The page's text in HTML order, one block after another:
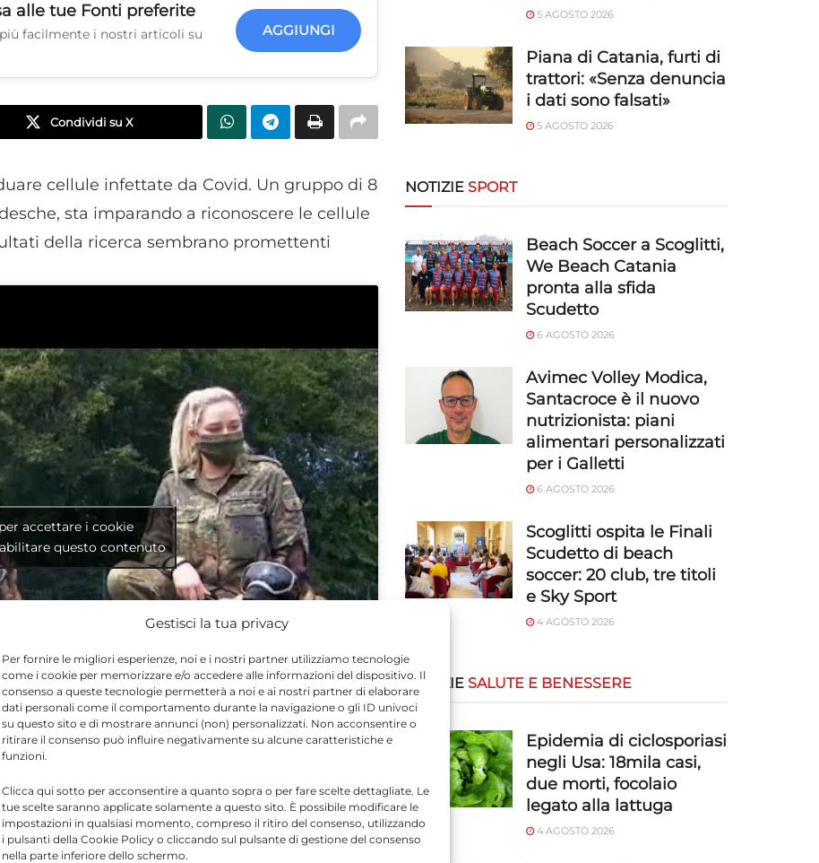
Gestisci la tua privacy
Per fornire le migliori esperienze, noi e i nostri partner utilizziamo tecnologie
come i cookie per memorizzare e/o accedere alle informazioni del dispositivo. Il
consenso a queste tecnologie permetterà a noi e ai nostri partner di elaborare
dati personali come il comportamento durante la navigazione o gli ID univoci
su questo sito e di mostrare annunci (non) personalizzati. Non acconsentire o
ritirare il consenso può influire negativamente su alcune caratteristiche e
funzioni.
Clicca qui sotto per acconsentire a quanto sopra o per fare scelte dettagliate. Le
tue scelte saranno applicate solamente a questo sito. È possibile modificare le
impostazioni in qualsiasi momento, compreso il ritiro del consenso, utilizzando
i pulsanti della Cookie Policy o cliccando sul pulsante di gestione del consenso
nella parte inferiore dello schermo.
alle tue Fonti preferite
facilmente i nostri articoli su
AGGIUNGI
Condividi su X
cellule infettate da Covid. Un gruppo di 8
sta imparando a riconoscere le cellule
della ricerca sembrano promettenti
accettare i cookie
questo contenuto
Send
5 AGOSTO 2026
Piana di Catania, furti di
trattori: «Senza denuncia
i dati sono falsati»
5 AGOSTO 2026
NOTIZIE SPORT
Beach Soccer a Scoglitti,
We Beach Catania
pronta alla sfida
Scudetto
6 AGOSTO 2026
Avimec Volley Modica,
Santacroce è il nuovo
nutrizionista: piani
alimentari personalizzati
per i Galletti
6 AGOSTO 2026
Scoglitti ospita le Finali
Scudetto di beach
soccer: 20 club, tre titoli
e Sky Sport
4 AGOSTO 2026
NOTIZIE SALUTE E BENESSERE
Epidemia di ciclosporiasi
negli Usa: 18mila casi,
due morti, focolaio
legato alla lattuga
4 AGOSTO 2026